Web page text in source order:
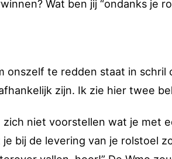
Wat ben jij “ondanks je
onszelf te redden staat in
zijn. Ik zie hier twee
niet voorstellen wat je met
bij de levering van je rolstoel